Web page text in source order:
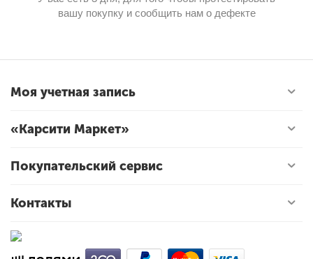
вашу покупку и сообщить нам о дефекте
Моя учетная запись
«Карсити Маркет»
Покупательский сервис
Контакты